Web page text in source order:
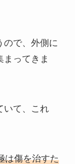
ので、外側に
ってきま
いて、これ
は傷を治すた